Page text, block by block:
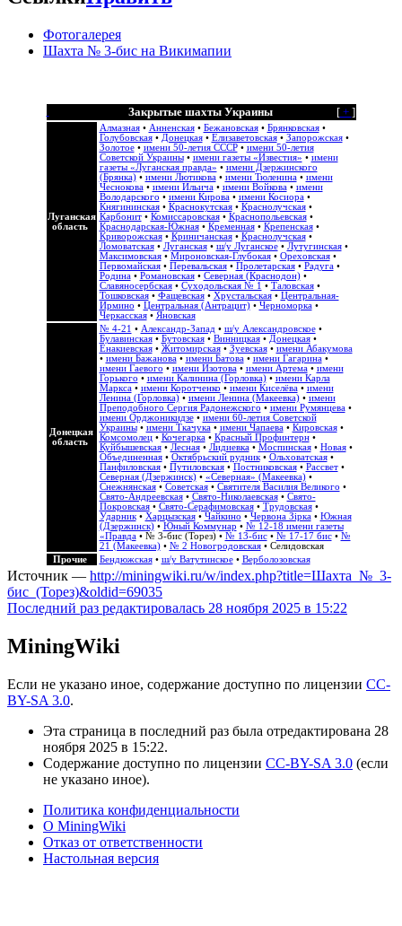
Фотогалерея
Шахта № 3-бис на Викимапии
[+ ]
Закрытые шахты Украины
Луганская
область
Алмазная• Анненская• Бежановская• Брянковская•
Голубовская• Донецкая• Елизаветовская• Запорожская•
Золотое• имени 50-летия СССР• имени 50-летия
Советской Украины• имени газеты «Известия» • имени
газеты «Луганская правда» • имени Дзержинского
(Брянка)• имени Лютикова• имени Тюленина• имени
Чеснокова• имени Ильича• имени Войкова• имени
Володарского • имени Кирова• имени Косиора•
Княгининская• Краснокутская• Краснолучская•
Карбонит• Комиссаровская• Краснопольевская•
Краснодарская-Южная• Кременная• Крепенская•
Криворожская• Криничанская• Краснолучская•
Ломоватская• Луганская• ш/у Луганское• Лутугинская•
Максимовская• Мироновская-Глубокая• Ореховская•
Первомайская• Перевальская• Пролетарская• Радуга•
Родина• Романовская• Северная (Краснодон)•
Славяносербская• Суходольская № 1 • Таловская•
Тошковская• Фащевская• Хрустальская• Центральная-
Ирмино • Центральная (Антрацит)• Черноморка•
Черкасская• Яновская
Донецкая
область
№ 4-21 • Александр-Запад • ш/у Александровское•
Булавинская• Бутовская• Винницкая• Донецкая•
Енакиевская• Житомирская• Зуевская• имени Абакумова
• имени Бажанова• имени Батова• имени Гагарина•
имени Гаевого • имени Изотова• имени Артема• имени
Горького • имени Калинина (Горловка)• имени Карла
Маркса• имени Коротченко • имени Киселёва• имени
Ленина (Горловка)• имени Ленина (Макеевка)• имени
Преподобного Сергия Радонежского • имени Румянцева•
имени Орджоникидзе• имени 60-летия Советской
Украины• имени Ткачука• имени Чапаева• Кировская•
Комсомолец• Кочегарка• Красный Профинтерн•
Куйбышевская• Лесная• Лидиевка• Моспинская• Новая•
Объединенная• Октябрьский рудник• Ольховатская•
Панфиловская• Путиловская• Постниковская• Рассвет•
Северная (Дзержинск)• «Северная» (Макеевка)•
Снежнянская• Советская• Святителя Василия Великого •
Свято-Андреевская• Свято-Николаевская• Свято-
Покровская• Свято-Серафимовская• Трудовская•
Ударник• Харцызская• Чайкино • Червона Зірка• Южная
(Дзержинск)• Юный Коммунар • № 12-18 имени газеты
«Правда• № 3-бис (Торез)• № 13-бис• № 17-17 бис• №
21 (Макеевка)• № 2 Новогродовская• Селидовская
Прочие
Бендюжская• ш/у Ватутинское• Верболозовская
Источник — http://miningwiki.ru/w/index.php?title=Шахта_№_3-
бис_(Торез)&oldid=69035
Последний раз редактировалась 28 ноября 2025 в 15:22
MiningWiki
Если не указано иное, содержание доступно по лицензии CC-
BY-SA 3.0.
Эта страница в последний раз была отредактирована 28
ноября 2025 в 15:22.
Содержание доступно по лицензии CC-BY-SA 3.0 (если
не указано иное).
Политика конфиденциальности
О MiningWiki
Отказ от ответственности
Настольная версия